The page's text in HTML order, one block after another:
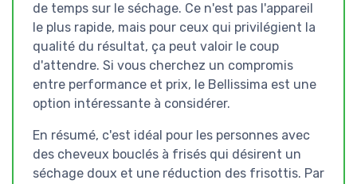
de temps sur le séchage. Ce n'est pas l'appareil
le plus rapide, mais pour ceux qui privilégient la
qualité du résultat, ça peut valoir le coup
d'attendre. Si vous cherchez un compromis
entre performance et prix, le Bellissima est une
option intéressante à considérer.
En résumé, c'est idéal pour les personnes avec
des cheveux bouclés à frisés qui désirent un
séchage doux et une réduction des frisottis. Par